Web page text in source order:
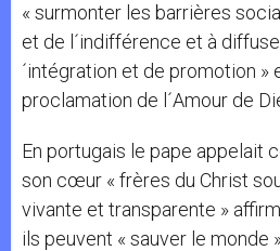
« surmonter les barrières
et de l´indifférence et à
´intégration et de promotion »
proclamation de l´Amour de
En portugais le pape appelait
son cœur « frères du Christ
vivante et transparente »
ils peuvent « sauver le monde